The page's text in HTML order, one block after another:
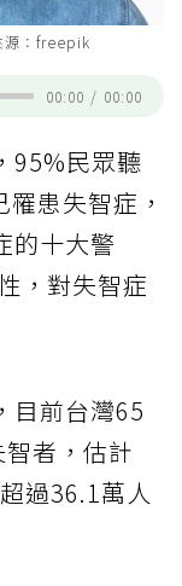
源：freepik
00:00 / 00:00
95%民眾聽
患失智症，
的十大警
，對失智症
目前台灣65
者，估計
過36.1萬人